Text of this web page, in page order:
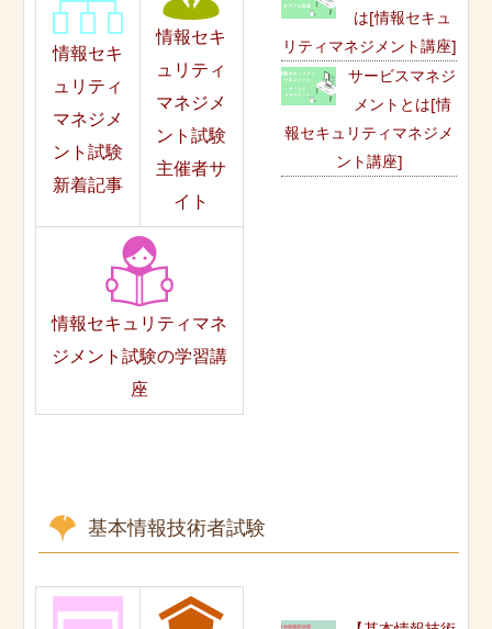
情報セキ
ュリティ
マネジメ
ント試験
新着記事
情報セキ
ュリティ
マネジメ
ント試験
主催者サ
イト
情報セキュリティマネ
ジメント試験の学習講
座
は[情報セキュ
リティマネジメント講座]
サービスマネジ
メントとは[情
報セキュリティマネジメ
ント講座]
基本情報技術者試験